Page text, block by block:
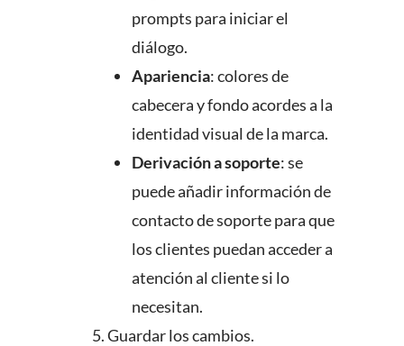
prompts para iniciar el
diálogo.
Apariencia: colores de
cabecera y fondo acordes a la
identidad visual de la marca.
Derivación a soporte: se
puede añadir información de
contacto de soporte para que
los clientes puedan acceder a
atención al cliente si lo
necesitan.
Guardar los cambios.